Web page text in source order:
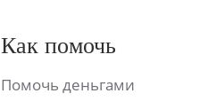
Как помочь
Помочь деньгами